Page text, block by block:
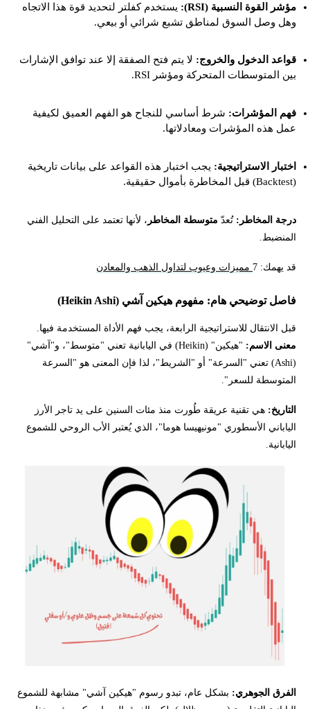
مؤشر القوة النسبية (RSI):
يستخدم كفلتر لتحديد قوة هذا الاتجاه
وهل وصل السوق لمناطق تشبع شرائي أو بيعي.
قواعد الدخول والخروج: لا يتم فتح الصفقة إلا عند توافق الإشارات
بين المتوسطات المتحركة ومؤشر RSI.
فهم المؤشرات: شرط أساسي للنجاح هو الفهم العميق لكيفية
عمل هذه المؤشرات ومعادلاتها.
اختبار الاستراتيجية: يجب اختبار هذه القواعد على بيانات تاريخية
(Backtest) قبل المخاطرة بأموال حقيقية.
درجة المخاطر: تُعدّ متوسطة المخاطر ، لأنها تعتمد على التحليل الفني
المنضبط.
قد يهمك: 7 مميزات وعيوب لتداول الذهب والمعادن
فاصل توضيحي هام: مفهوم هيكين آشي (Heikin Ashi)
قبل الانتقال للاستراتيجية الرابعة، يجب فهم الأداة المستخدمة فيها.
معنى الاسم:
"هيكين" (Heikin) في اليابانية تعني "متوسط"، و"آشي"
(Ashi) تعني "السرعة" أو "الشريط"، لذا فإن المعنى هو "السرعة
المتوسطة للسعر".
التاريخ: هي تقنية عريقة طُورت منذ مئات السنين على يد تاجر الأرز
الياباني الأسطوري "مونيهيسا هوما"، الذي يُعتبر الأب الروحي للشموع
اليابانية.
الفرق الجوهري: بشكل عام، تبدو رسوم "هيكين آشي" مشابهة للشموع